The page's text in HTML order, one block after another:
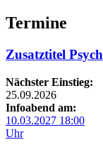
Termine
Zusatztitel
Nächster Einstieg:
25.09.2026
Infoabend am:
10.03.2027 18:00
Uhr